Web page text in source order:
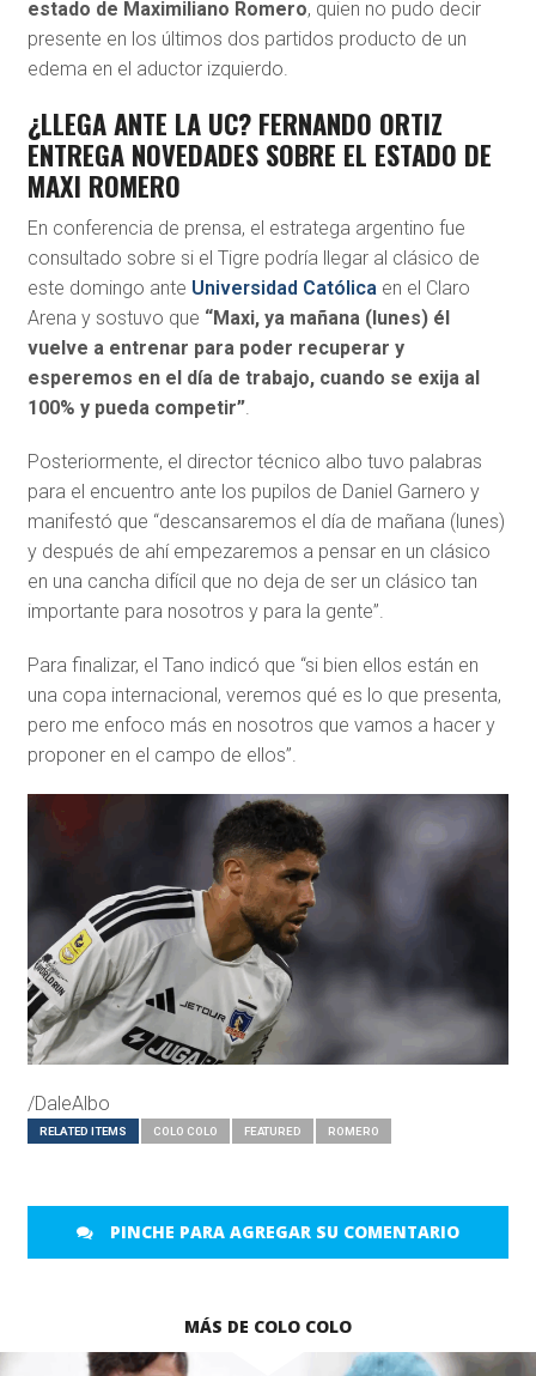
estado de Maximiliano Romero, quien no pudo decir
presente en los últimos dos partidos producto de un
edema en el aductor izquierdo.
¿LLEGA ANTE LA UC? FERNANDO ORTIZ
ENTREGA NOVEDADES SOBRE EL ESTADO DE
MAXI ROMERO
En conferencia de prensa, el estratega argentino fue
consultado sobre si el Tigre podría llegar al clásico de
este domingo ante Universidad Católicaen el Claro
Arena y sostuvo que “Maxi, ya mañana (lunes) él
vuelve a entrenar para poder recuperar y
esperemos en el día de trabajo, cuando se exija al
100% y pueda competir”.
Posteriormente, el director técnico albo tuvo palabras
para el encuentro ante los pupilos de Daniel Garnero y
manifestó que “descansaremos el día de mañana (lunes)
y después de ahí empezaremos a pensar en un clásico
en una cancha difícil que no deja de ser un clásico tan
importante para nosotros y para la gente”.
Para finalizar, el Tano indicó que “si bien ellos están en
una copa internacional, veremos qué es lo que presenta,
pero me enfoco más en nosotros que vamos a hacer y
proponer en el campo de ellos”.
/DaleAlbo
RELATED ITEMS COLO COLO FEATURED ROMERO
PINCHE PARA AGREGAR SU COMENTARIO
MÁS DE COLO COLO